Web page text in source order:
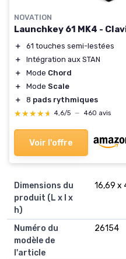
NOVATION
Launchkey 61 MK4 -
＋
61 touches semi-lestées
＋
Intégration aux STAN
＋
Mode Chord
＋
Mode Scale
＋
8 pads rythmiques
★★★★★
★★★★★ 4,6/5 — 460 avis
Voir l'offre
Dimensions du
produit (L x l x
h)
‎16,69 x
Numéro du
modèle de
l'article
‎26154